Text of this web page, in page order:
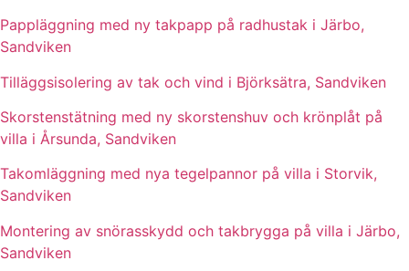
Pappläggning med ny takpapp på radhustak i Järbo,
Sandviken
Tilläggsisolering av tak och vind i Björksätra, Sandviken
Skorstenstätning med ny skorstenshuv och krönplåt på
villa i Årsunda, Sandviken
Takomläggning med nya tegelpannor på villa i Storvik,
Sandviken
Montering av snörasskydd och takbrygga på villa i Järbo,
Sandviken